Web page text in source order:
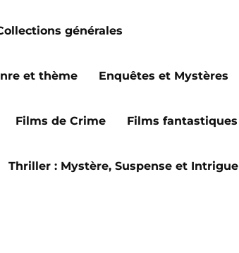
générales
et thème Enquêtes et Mystères
Films de Crime Films fantastiques
Thriller : Mystère, Suspense et Intrigue